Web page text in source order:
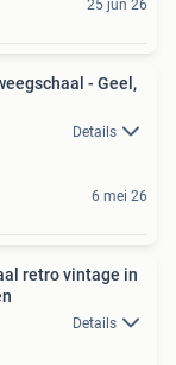
25 jun 26
- Geel,
Details
6 mei 26
retro vintage in
Details